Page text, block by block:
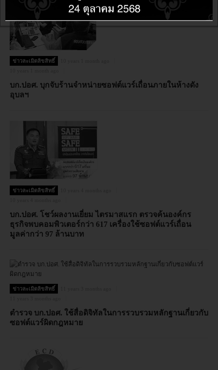
ข่าวละเมิดลิขสิทธิ์
บก.ปอศ. บุกจับร้านจำหน่ายซอฟต์แวร์เถื่อนภายในห้างดัง
อุบลฯ
ข่าวละเมิดลิขสิทธิ์
บก.ปอศ. โชว์ผลงานเยี่ยม ไตรมาสแรก ตรวจค้นองค์กร
ธุรกิจพบคอมพิวเตอร์กว่า 617 เครื่องใช้ซอฟต์แวร์เถื่อน
มูลค่ากว่า 97 ล้านบาท
ข่าวละเมิดลิขสิทธิ์
ตำรวจ บก.ปอศ. ใช้สื่อดิจิทัลในการรวบรวมหลักฐานเกี่ยวกับ
ซอฟต์แวร์ผิดกฎหมาย